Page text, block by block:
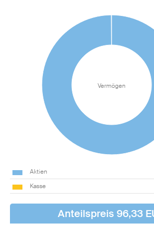
Vermögen
Aktien
Kasse
Anteilspreis 96,33